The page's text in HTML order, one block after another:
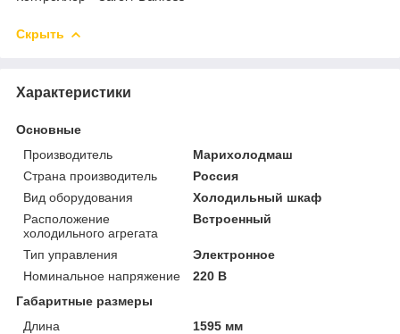
Скрыть
Характеристики
Основные
Производитель
Марихолодмаш
Страна производитель
Россия
Вид оборудования
Холодильный шкаф
Расположение
холодильного агрегата
Встроенный
Тип управления
Электронное
Номинальное напряжение
220 В
Габаритные размеры
Длина
1595 мм